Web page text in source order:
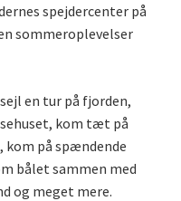
spejdercenter på
sommeroplevelser
en tur på fjorden,
kom tæt på
på spændende
bålet sammen med
og meget mere.